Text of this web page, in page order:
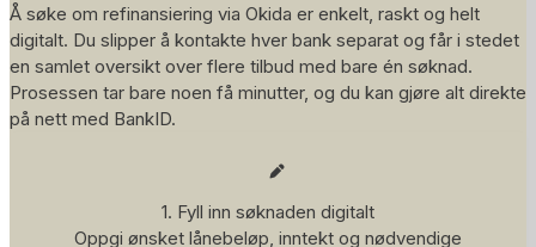
Å søke om refinansiering via Okida er enkelt, raskt og helt
digitalt. Du slipper å kontakte hver bank separat og får i stedet
en samlet oversikt over flere tilbud med bare én søknad.
Prosessen tar bare noen få minutter, og du kan gjøre alt direkte
på nett med BankID.
1. Fyll inn søknaden digitalt
Oppgi ønsket lånebeløp, inntekt og nødvendige